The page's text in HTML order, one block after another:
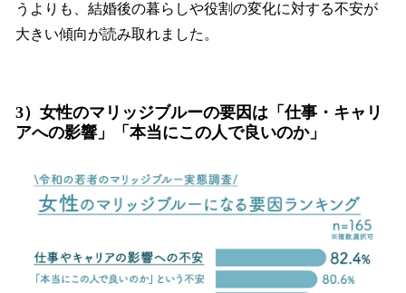
うよりも、結婚後の暮らしや役割の変化に対する不安が
大きい傾向が読み取れました。
3）女性のマリッジブルーの要因は「仕事・キャリ
アへの影響」「本当にこの人で良いのか」